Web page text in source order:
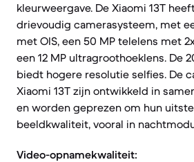
kleurweergave. De Xiaomi 13T
drievoudig camerasysteem, met
met OIS, een 50 MP telelens met
een 12 MP ultragroothoeklens. De
biedt hogere resolutie selfies. De
Xiaomi 13T zijn ontwikkeld in
en worden geprezen om hun
beeldkwaliteit, vooral in
Video-opnamekwaliteit: